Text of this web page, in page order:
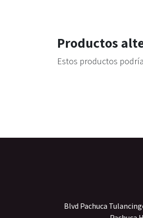
Productos
Estos productos
Blvd Pachuca